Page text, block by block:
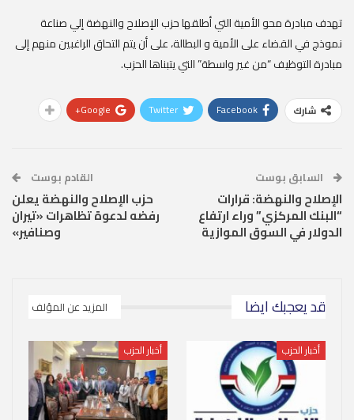
تهدف مبادرة محو الأمية التي أطلقها حزب الإصلاح والنهضة إلي صناعة
نموذج في القضاء على الأمية و البطالة، على أن يتم التحاق الراغبين منهم إلى
مبادرة التوظيف “من غير واسطة” التي يتبناها الحزب.
شارك Facebook
Twitter
Google+
السابق بوست
الإصلاح والنهضة: قرارات
“البنك المركزي” وراء ارتفاع
الدولار في السوق الموازية
القادم بوست
حزب الإصلاح والنهضة يعلن
رفضه لدعوة تظاهرات «تيران
وصنافير»
قد يعجبك ايضا المزيد عن المؤلف
أخبار الحزب أخبار الحزب